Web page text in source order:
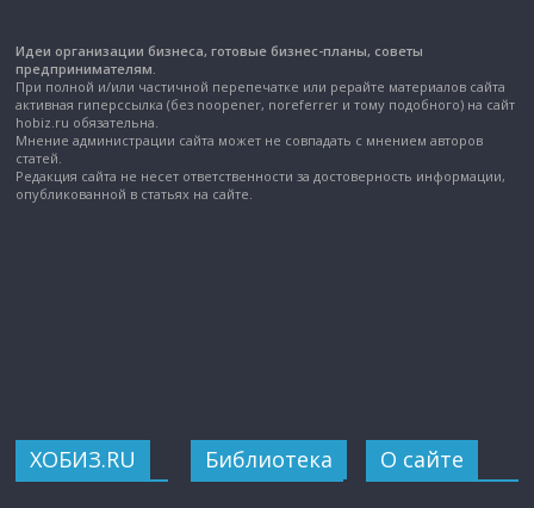
Идеи организации бизнеса, готовые бизнес-планы, советы
предпринимателям.
При полной и/или частичной перепечатке или рерайте материалов сайта
активная гиперссылка (без noopener, noreferrer и тому подобного) на сайт
hobiz.ru обязательна.
Мнение администрации сайта может не совпадать с мнением авторов
статей.
Редакция сайта не несет ответственности за достоверность информации,
опубликованной в статьях на сайте.
ХОБИЗ.RU Библиотека О сайте